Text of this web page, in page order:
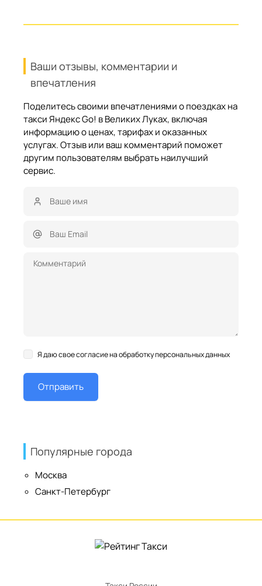
Ваши отзывы, комментарии и
впечатления
Поделитесь своими впечатлениями о поездках на
такси Яндекс Go! в Великих Луках, включая
информацию о ценах, тарифах и оказанных
услугах. Отзыв или ваш комментарий поможет
другим пользователям выбрать наилучший
сервис.
Я даю свое согласие на обработку персональных данных
Популярные города
Москва
Санкт-Петербург